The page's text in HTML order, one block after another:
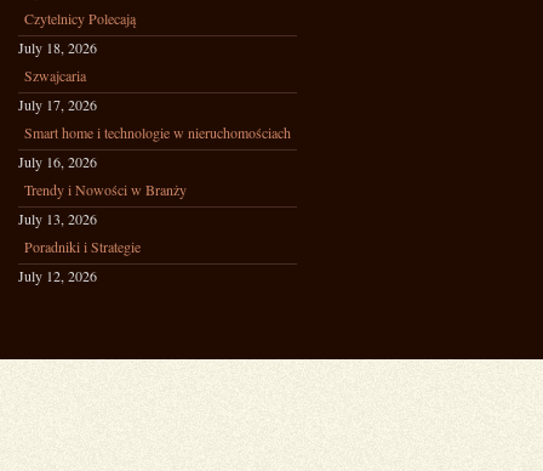
Czytelnicy Polecają
July 18, 2026
Szwajcaria
July 17, 2026
Smart home i technologie w nieruchomościach
July 16, 2026
Trendy i Nowości w Branży
July 13, 2026
Poradniki i Strategie
July 12, 2026